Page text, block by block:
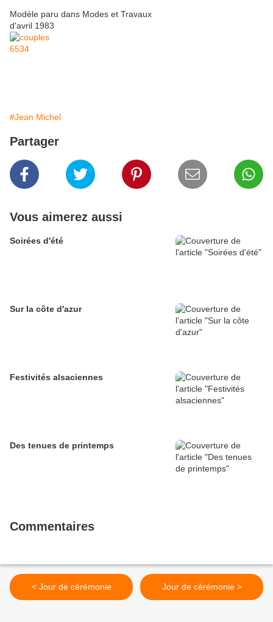
Modèle paru dans Modes et Travaux
d'avril 1983
#Jean Michel
Partager
Vous aimerez aussi
Soirées d'été
Sur la côte d'azur
Festivités alsaciennes
Des tenues de printemps
Commentaires
< Jour de cérémonie Jour de cérémonie >